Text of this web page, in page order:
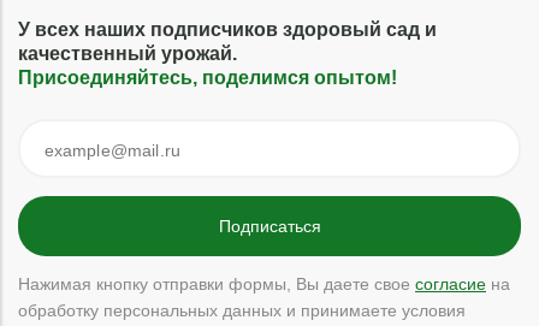
У всех наших подписчиков здоровый сад и
качественный урожай.
Присоединяйтесь, поделимся опытом!
Нажимая кнопку отправки формы, Вы даете свое согласие на
обработку персональных данных и принимаете условия